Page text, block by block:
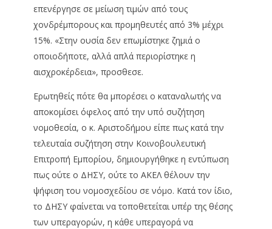
επενέργησε σε μείωση τιμών από τους
χονδρέμπορους και προμηθευτές από 3% μέχρι
15%. «Στην ουσία δεν επωμίστηκε ζημιά ο
οποιοδήποτε, αλλά απλά περιορίστηκε η
αισχροκέρδεια», προσθεσε.
Ερωτηθείς πότε θα μπορέσει ο καταναλωτής να
αποκομίσει όφελος από την υπό συζήτηση
νομοθεσία, ο κ. Αριστοδήμου είπε πως κατά την
τελευταία συζήτηση στην Κοινοβουλευτική
Επιτροπή Εμπορίου, δημιουργήθηκε η εντύπωση
πως ούτε ο ΔΗΣΥ, ούτε το ΑΚΕΛ θέλουν την
ψήφιση του νομοσχεδίου σε νόμο. Κατά τον ίδιο,
το ΔΗΣΥ φαίνεται να τοποθετείται υπέρ της θέσης
των υπεραγορών, η κάθε υπεραγορά να